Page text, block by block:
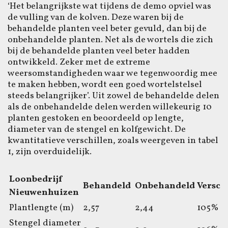
‘Het belangrijkste wat tijdens de demo opviel was
de vulling van de kolven. Deze waren bij de
behandelde planten veel beter gevuld, dan bij de
onbehandelde planten. Net als de wortels die zich
bij de behandelde planten veel beter hadden
ontwikkeld. Zeker met de extreme
weersomstandigheden waar we tegenwoordig mee
te maken hebben, wordt een goed wortelstelsel
steeds belangrijker’. Uit zowel de behandelde delen
als de onbehandelde delen werden willekeurig 10
planten gestoken en beoordeeld op lengte,
diameter van de stengel en kolfgewicht. De
kwantitatieve verschillen, zoals weergeven in tabel
1, zijn overduidelijk.
Loonbedrijf
Nieuwenhuizen
Behandeld Onbehandeld
Plantlengte (m)
2,57 2,44
105%
Stengel diameter